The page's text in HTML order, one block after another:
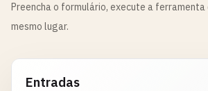
Preencha o formulário, execute a ferramenta
mesmo lugar.
Entradas